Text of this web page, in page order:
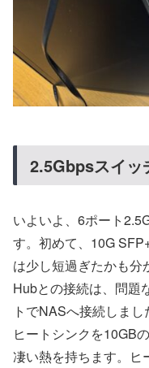
2.5Gbpsスイッ
いよいよ、6ポート
す。初めて、10G
は少し短過ぎたかも
Hubとの接続は、問題
トでNASへ接続しま
ヒートシンクを10GB
凄い熱を持ちます。ヒ